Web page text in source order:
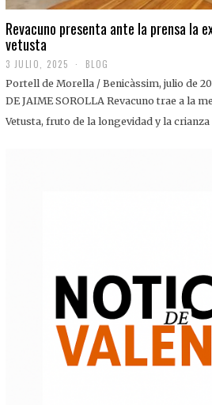
Revacuno presenta ante la prensa la
vetusta
3 JULIO, 2025
J
U
I
BLOG
Portell de Morella / Benicàssim, julio de
DE JAIME SOROLLA Revacuno trae a la
Vetusta, fruto de la longevidad y la